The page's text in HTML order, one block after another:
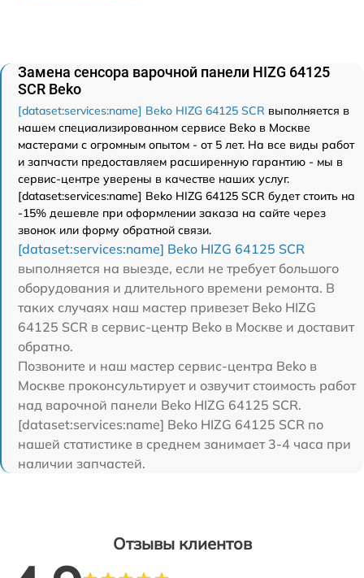
Замена сенсора варочной панели HIZG 64125
SCR Beko
[dataset:services:name] Beko HIZG 64125 SCR выполняется в
нашем специализированном сервисе Beko в Москве
мастерами с огромным опытом - от 5 лет. На все виды работ
и запчасти предоставляем расширенную гарантию - мы в
сервис-центре уверены в качестве наших услуг.
[dataset:services:name] Beko HIZG 64125 SCR будет стоить на
-15% дешевле при оформлении заказа на сайте через
звонок или форму обратной связи.
[dataset:services:name] Beko HIZG 64125 SCR
выполняется на выезде, если не требует большого
оборудования и длительного времени ремонта. В
таких случаях наш мастер привезет Beko HIZG
64125 SCR в сервис-центр Beko в Москве и доставит
обратно.
Позвоните и наш мастер сервис-центра Beko в
Москве проконсультирует и озвучит стоимость работ
над варочной панели Beko HIZG 64125 SCR.
[dataset:services:name] Beko HIZG 64125 SCR по
нашей статистике в среднем занимает 3-4 часа при
наличии запчастей.
Отзывы клиентов